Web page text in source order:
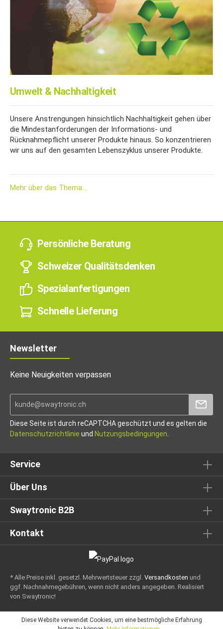
Umwelt & Nachhaltigkeit
Unsere Anstrengungen hinsichtlich Nachhaltigkeit gehen über
die Mindestanforderungen der Informations- und
Rücknahmepflicht unserer Produkte hinaus. So konzentrieren
wir uns auf den gesamten Lebenszyklus unserer Produkte.
Mehr über das Thema....
Persönliche Beratung
Schweizer Qualitätsdenken
Spezialanfertigungen
Schnelle Lieferung
Newsletter
Keine Neuigkeiten verpassen
Diese Seite ist durch reCAPTCHA geschützt und es gelten die
Datenschutzrichtlinie und Nutzungsbedingungen
Service
Über Uns
Swaytronic B2B
Kontakt
* Alle Preise inkl. gesetzl. Mehrwertsteuer zzgl. Versandkosten und
ggf. Nachnahmegebühren, wenn nicht anders angegeben. Realisiert
von Swaytronic!
Diese Website verwendet Cookies, um eine bestmögliche Erfahrung